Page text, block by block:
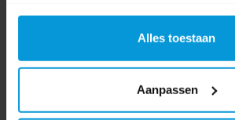
Alles toestaan
Aanpassen
Nog vragen?
Onze product specialisten staan voor je
Telefoon
E-mail